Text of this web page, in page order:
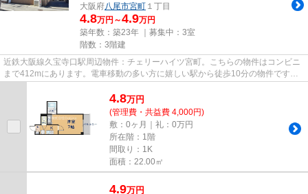
大阪府八尾市宮町 １丁目
4.8万円～4.9万円
築年数：築23年 ｜募集中： 3室
階数：3階建
近鉄大阪線久宝寺口駅周辺物件：チェリーハイツ宮町。こちらの物件はコンビニ
まで412mにあります。電車移動の多い方に嬉しい駅から徒歩10分の物件です。
お車をお持ちの方にオススメの...
4.8万円
(管理費・共益費 4,000円)
敷：0ヶ月｜礼：0万円
所在階：1階
間取り：1K
面積：22.00㎡
4.9万円